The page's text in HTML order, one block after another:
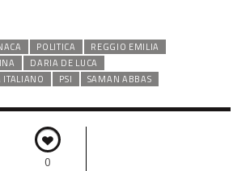
POLITICA
REGGIO EMILIA
DARIA DE LUCA
ITALIANO
PSI SAMAN ABBAS
0